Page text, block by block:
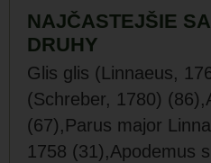
NAJČASTEJŠIE
DRUHY
Glis glis (Linnaeus,
(Schreber, 1780)
(67),Parus major
1758 (31),Apodemus